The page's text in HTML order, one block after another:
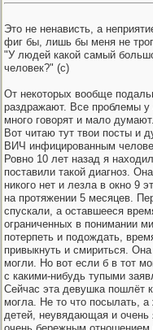
Это не ненависть, а
фиг бы, лишь бы меня не
"У людей какой самый
человек?" (с)
От некоторых вообще
раздражают. Все проблемы у
много говорят и мало
Вот читаю тут твои посты и
ВИЧ инфицированным
Ровно 10 лет назад я
поставили такой диагноз.
никого нет и лезла в окно 9
на протяжении 5 месяцев.
спускали, а оставшееся
ограниченных в понимании
потерпеть и подождать,
привыкнуть и смириться.
могли. Но вот если б в тот
с какими-нибудь тупыми
Сейчас эта девушка пошлёт
могла. Не то что посылать,
детей, неувядающая и очень